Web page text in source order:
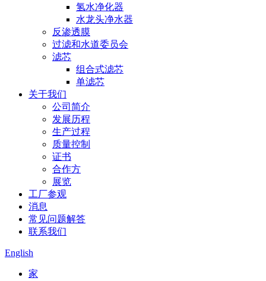
氢水净化器
水龙头净水器
反渗透膜
过滤和水道委员会
滤芯
组合式滤芯
单滤芯
关于我们
公司简介
发展历程
生产过程
质量控制
证书
合作方
展览
工厂参观
消息
常见问题解答
联系我们
English
家